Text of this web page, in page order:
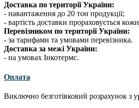
Доставка по території України:
- навантаження до 20 тон продукції;
- вартість доставки прораховується
Перевізником по території України:
- за тарифами та умовами перевізника.
Доставка за межі України:
- на умовах Інкотермс.
Оплата
Виключно безготівковий розрахунок з